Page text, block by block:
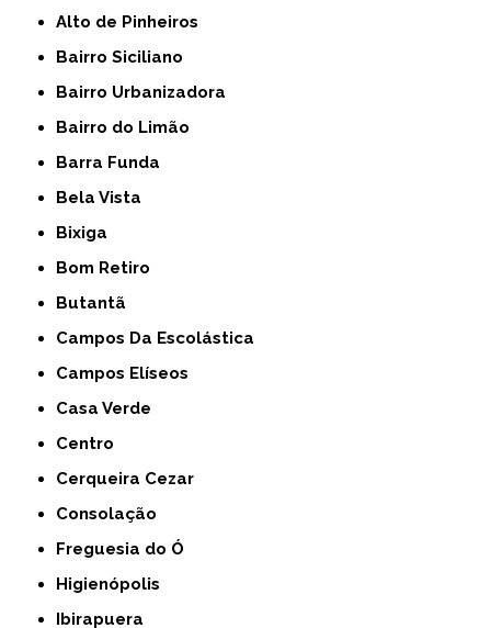
Alto de Pinheiros
Bairro Siciliano
Bairro Urbanizadora
Bairro do Limão
Barra Funda
Bela Vista
Bixiga
Bom Retiro
Butantã
Campos Da Escolástica
Campos Elíseos
Casa Verde
Centro
Cerqueira Cezar
Consolação
Freguesia do Ó
Higienópolis
Ibirapuera